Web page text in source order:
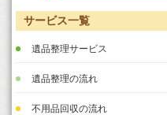
サービス一覧
遺品整理サービス
遺品整理の流れ
不用品回収の流れ